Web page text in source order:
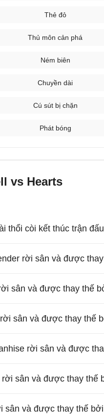
Thẻ đỏ
Thủ môn cản phá
Ném biên
Chuyền dài
Cú sút bị chặn
Phát bóng
vs Hearts
thổi còi kết thúc trận
rời sân và được
sân và được thay thế
sân và được thay thế
rời sân và được
rời sân và được thay thế
sân và được thay thế